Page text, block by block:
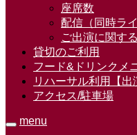
座席数
配信（同時ラ
ご出演に関す
貸切のご利用
フード&ドリンクメ
リハーサル利用【出
アクセス/駐車場
menu